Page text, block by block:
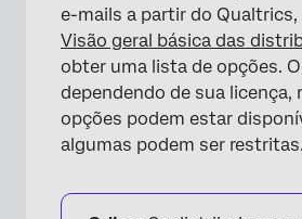
e-mails a partir do
Visão geral básica das
obter uma lista de opções.
dependendo de sua licença,
opções podem estar
algumas podem ser restritas.